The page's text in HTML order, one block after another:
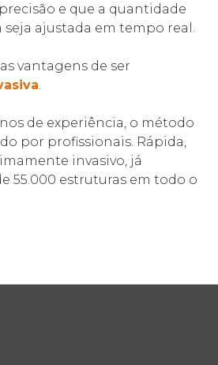
e que a quantidade
ajustada em tempo real.
vantagens de ser
.
de experiência, o método
por profissionais. Rápida,
invasivo, já
55.000 estruturas em todo o